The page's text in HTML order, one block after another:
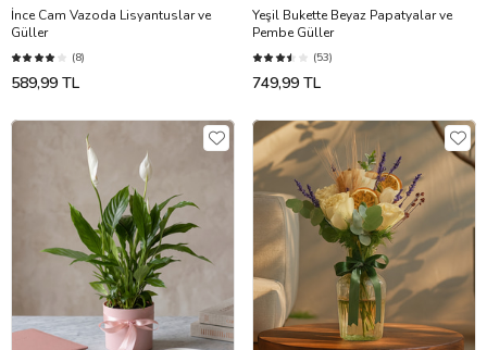
İnce Cam Vazoda Lisyantuslar ve
Güller
(8)
589,99 TL
Yeşil Bukette Beyaz Papatyalar ve
Pembe Güller
(53)
749,99 TL